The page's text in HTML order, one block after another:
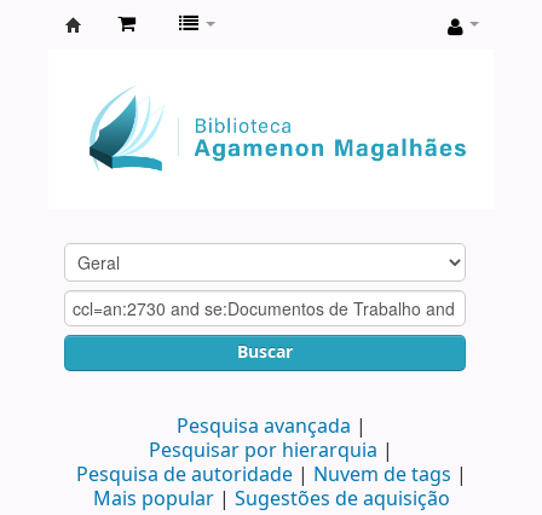
Agamenon
Magalhães
Buscar
Pesquisa avançada
Pesquisar por hierarquia
Pesquisa de autoridade
Nuvem de tags
Mais popular
Sugestões de aquisição